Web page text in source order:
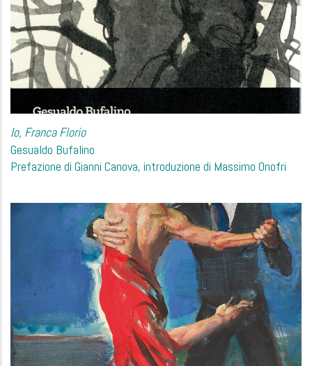
Io, Franca Florio
Gesualdo Bufalino
Prefazione di Gianni Canova, introduzione di Massimo Onofri